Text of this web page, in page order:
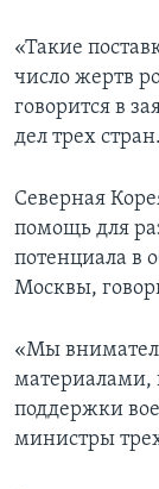
«Такие
число жертв
говорится в
дел трех стран.
Северная
помощь для
потенциала в
Москвы,
«Мы
материалами,
поддержки
министры